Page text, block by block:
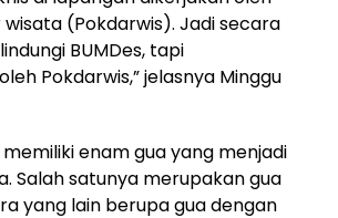
(Pokdarwis). Jadi secara
BUMDes, tapi
Pokdarwis,” jelasnya Minggu
enam gua yang menjadi
Salah satunya merupakan gua
yang lain berupa gua dengan